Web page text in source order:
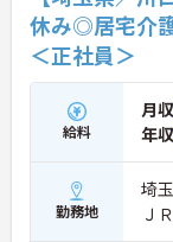
休み◎居宅介
＜正社員＞
給料
月収
年収
勤務地
埼
Ｊ